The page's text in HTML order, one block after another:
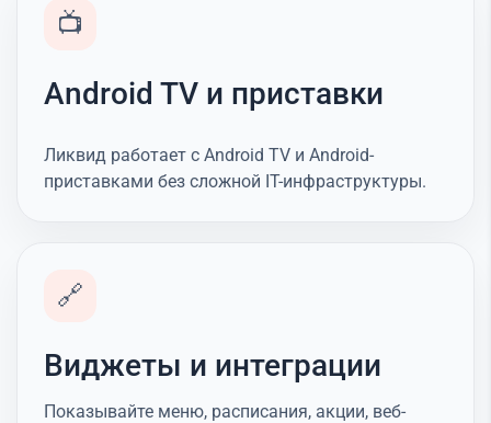
📺
Android TV и приставки
Ликвид работает с Android TV и Android-
приставками без сложной IT-инфраструктуры.
🔗
Виджеты и интеграции
Показывайте меню, расписания, акции, веб-